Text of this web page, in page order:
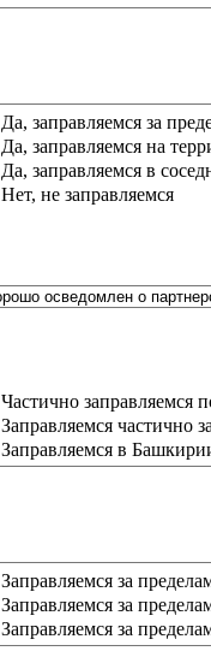
Да, заправляемся за
Да, заправляемся на
Да, заправляемся в
Нет, не заправляемся
Частично заправляемся
Заправляемся частично
Заправляемся в
Заправляемся за
Заправляемся за
Заправляемся за